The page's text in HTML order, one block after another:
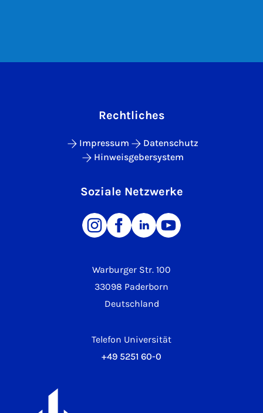
Warburger Str. 100
33098 Paderborn
Deutschland
Telefon Universität
+49 5251 60-0
Rechtliches
Impressum
Datenschutz
Hinweisgebersystem
Soziale Netzwerke